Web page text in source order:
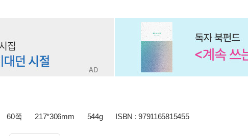
60쪽 217*306mm 544g ISBN : 9791165815455